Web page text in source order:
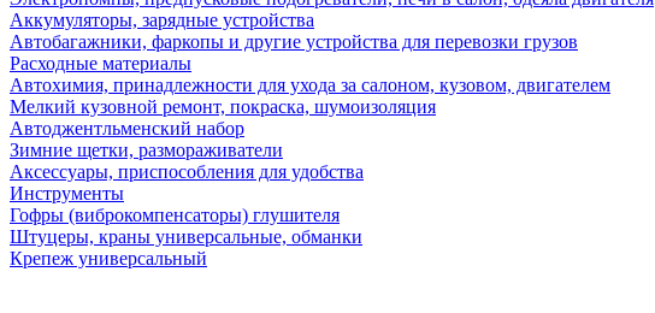
Аккумуляторы, зарядные устройства
Автобагажники, фаркопы и другие устройства для перевозки грузов
Расходные материалы
Автохимия, принадлежности для ухода за салоном, кузовом, двигателем
Мелкий кузовной ремонт, покраска, шумоизоляция
Автоджентльменский набор
Зимние щетки, размораживатели
Аксессуары, приспособления для удобства
Инструменты
Гофры (виброкомпенсаторы) глушителя
Штуцеры, краны универсальные, обманки
Крепеж универсальный